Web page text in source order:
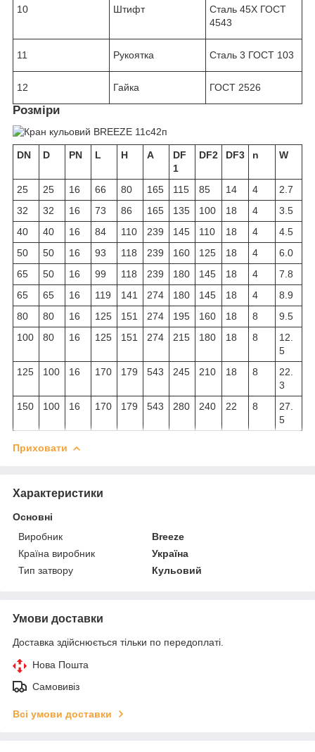
10 Штифт
Сталь 45Х ГОСТ
4543
11 Рукоятка Сталь 3 ГОСТ 103
12 Гайка ГОСТ 2526
Розміри
DN D PN L H A
DF
1
DF2 DF3 n W
25 25 16 66 80 165 115 85 14 4
2.7
32
32 16 73 86 165 135 100 18 4
3.5
40
40 16 84 110 239 145 110 18 4
4.5
50
50 16 93 118 239 160 125 18 4
6.0
65
50 16 99 118 239 180 145 18 4
7.8
65
65 16 119 141 274 180 145 18 4
8.9
80
80 16 125 151 274 195 160 18 8
9.5
100
80 16 125 151 274 215 180 18 8
12.
5
125
100 16 170 179 543 245 210 18 8
22.
3
150
100 16 170 179 543 280 240 22 8
27.
5
Приховати
Характеристики
Основні
Виробник
Breeze
Країна виробник
Україна
Тип затвору
Кульовий
Умови доставки
Доставка здійснюється тільки по передоплаті.
Нова Пошта
Самовивіз
Всі умови доставки